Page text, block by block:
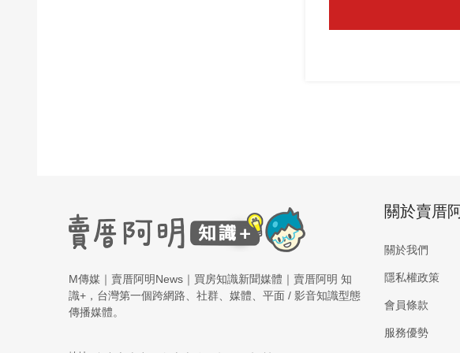
M傳媒｜賣厝阿明News｜買房知識新聞媒體｜賣厝阿明 知
識+，台灣第一個跨網路、社群、媒體、平面 / 影音知識型態
傳播媒體。
關於賣厝
關於我們
隱私權政策
會員條款
服務優勢